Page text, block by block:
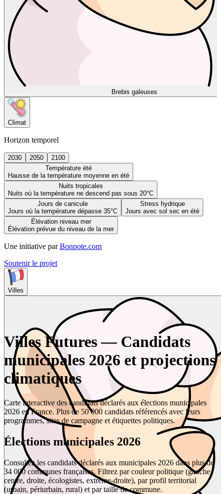
Brebis galeuses
Climat
Horizon temporel
2030 2050
2100
Température été
Hausse de la température moyenne en été
Nuits tropicales
Nuits où la température ne descend pas sous 20°C
Jours de canicule
Jours où la température dépasse 35°C
Stress hydrique
Jours avec sol sec en été
Élévation niveau mer
Élévation prévue du niveau de la mer
Une initiative par Bonpote.com
Soutenir le projet
Villes
Villes Futures — Candidats
municipales 2026 et projections
climatiques
Carte interactive des candidats déclarés aux élections municipales
2026 en France. Plus de 50 000 candidats référencés avec leurs
programmes, sites de campagne et étiquettes politiques.
Élections municipales 2026
Consultez les candidats déclarés aux municipales 2026 dans plus de
34 000 communes françaises. Filtrez par couleur politique (gauche,
centre, droite, écologistes, extrême-droite), par profil territorial
(urbain, périurbain, rural) et par taille de commune.